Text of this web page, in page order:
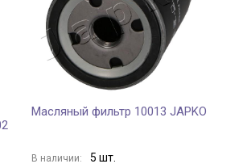
Масляный фильтр 10013 JAPKO
В наличии: 5 шт.